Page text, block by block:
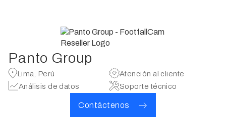
Panto Group
Lima, Perú
Atención al cliente
Análisis de datos
Soporte técnico
Contáctenos